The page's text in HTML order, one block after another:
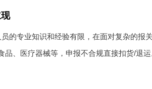
的专业知识和经验有限，在面对复杂的报
品、医疗器械等，申报不合规直接扣货/退